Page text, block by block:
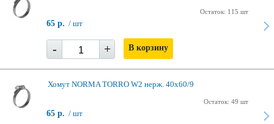
Остаток: 115 шт
65 р. / шт
- + В корзину
Хомут NORMA TORRO W2 нерж. 40х60/9
Остаток: 49 шт
65 р. / шт